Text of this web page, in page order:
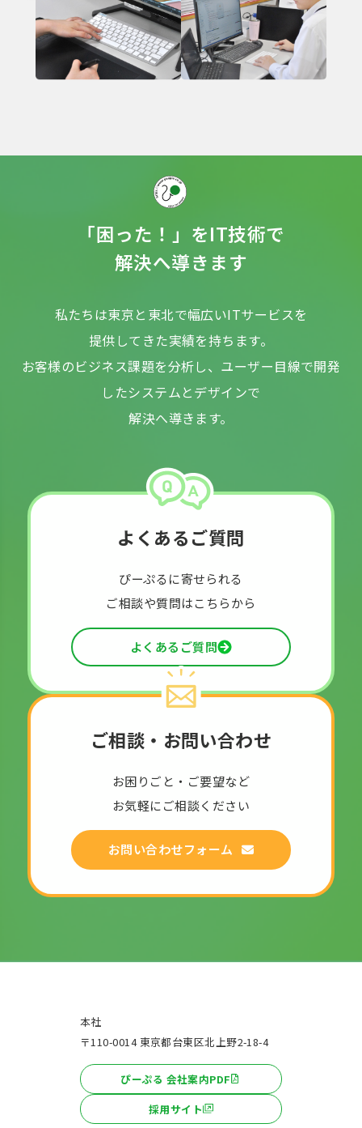
「困った！」をIT技術で
解決へ導きます
私たちは東京と東北で幅広いITサービスを
提供してきた実績を持ちます。
お客様のビジネス課題を分析し、ユーザー目線で開発
したシステムとデザインで
解決へ導きます。
よくあるご質問
ぴーぷるに寄せられる
ご相談や質問はこちらから
よくあるご質問
ご相談・お問い合わせ
お困りごと・ご要望など
お気軽にご相談ください
お問い合わせフォーム
本社
〒110-0014 東京都台東区北上野2-18-4
ぴーぷる 会社案内PDF
採用サイト